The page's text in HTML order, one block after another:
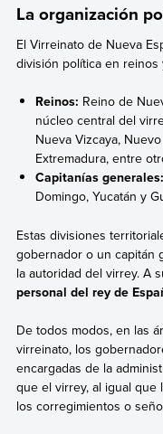
La organización
El Virreinato de Nueva
división política en reinos
Reinos: Reino de
núcleo central del
Nueva Vizcaya,
Extremadura, entre
Capitanías generales:
Domingo, Yucatán y
Estas divisiones
gobernador o un capitán
la autoridad del virrey. A
personal del rey de
De todos modos, en las
virreinato, los
encargadas de la
que el virrey, al igual
los corregimientos o